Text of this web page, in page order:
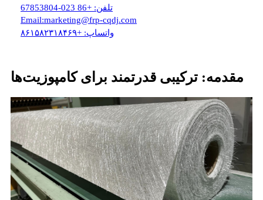
تلفن: +86 023-67853804
Email:marketing@frp-cqdj.com
واتساپ: +۸۶۱۵۸۲۳۱۸۴۶۹
مقدمه: ترکیبی قدرتمند برای کامپوزیت‌ها